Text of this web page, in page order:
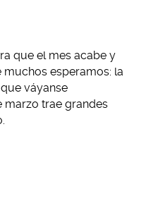
que el mes acabe y
esperamos: la
váyanse
marzo trae grandes